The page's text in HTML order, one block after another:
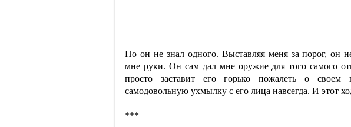
Но он не знал одного. Выставляя меня за порог, он
мне руки. Он сам дал мне оружие для того самого
просто заставит его горько пожалеть о своем
самодовольную ухмылку с его лица навсегда. И этот
***